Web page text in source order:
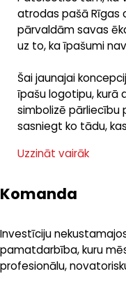
atrodas pašā Rīgas
pārvaldām savas
uz to, ka īpašumi
Šai jaunajai
īpašu logotipu, kurā
simbolizē pārliecību
sasniegt ko tādu,
Uzzināt vairāk
Komanda
Investīciju
pamatdarbība, kuru
profesionālu,